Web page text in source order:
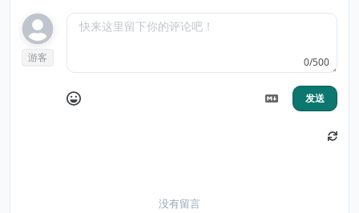
游客 0/500
发送
没有留言